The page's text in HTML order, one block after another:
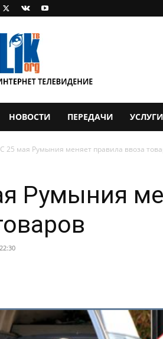
НОВОСТИ ПЕРЕДАЧИ УСЛУГИ
С 25 мая Румыния меняет правила ввоза
Румыния